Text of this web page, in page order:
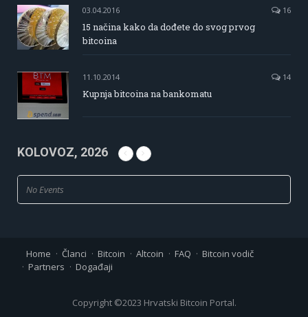
03.04.2016 16
15 načina kako da dođete do svog prvog
bitcoina
11.10.2014 14
Kupnja bitcoina na bankomatu
KOLOVOZ, 2026
No Events
Home Članci Bitcoin Altcoin FAQ
Bitcoin vodič
Partners
Događaji
Copyright ©2023 Hrvatski Bitcoin Portal.